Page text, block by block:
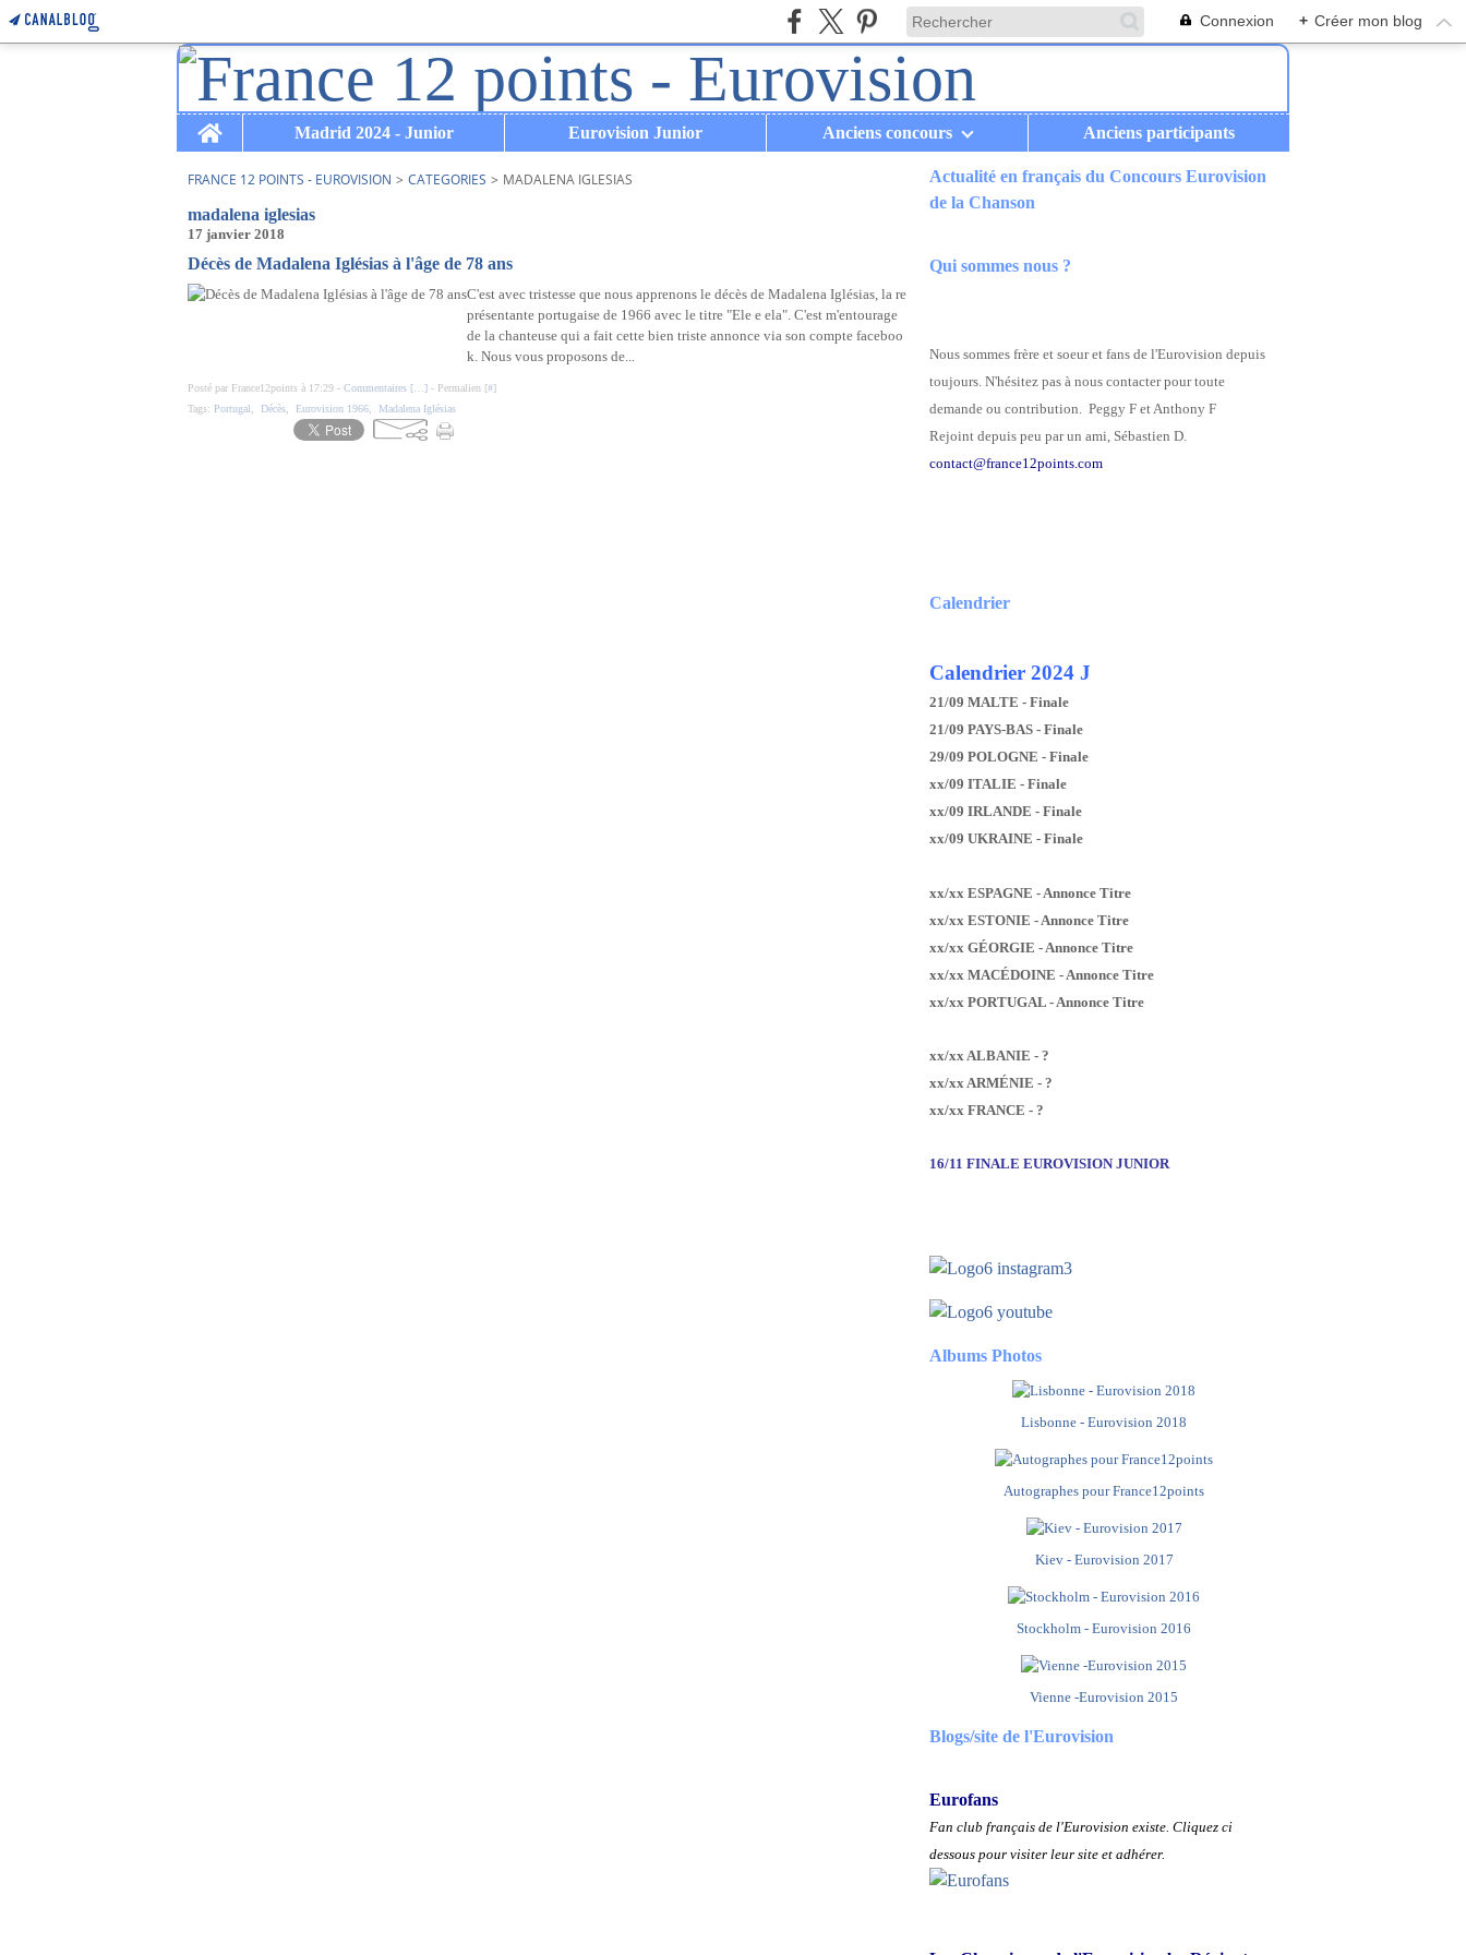
Connexion + Créer mon blog
Home
Madrid 2024 - Junior Eurovision Junior Anciens concours Anciens participants
FRANCE 12 POINTS - EUROVISION > CATEGORIES > MADALENA IGLESIAS
madalena iglesias
17 janvier 2018
Décès de Madalena Iglésias à l'âge de 78 ans
C'est avec tristesse que nous apprenons le décès de Madalena Iglésias, la re
présentante portugaise de 1966 avec le titre "Ele e ela". C'est m'entourage
de la chanteuse qui a fait cette bien triste annonce via son compte faceboo
k. Nous vous proposons de...
Posté par France12points à 17:29 - Commentaires [ ] - Permalien [#]
Tags: Portugal Décès Eurovision 1966 Madalena Iglésias
Actualité en français du Concours Eurovision
de la Chanson
Qui sommes nous ?
Nous sommes frère et soeur et fans de l'Eurovision depuis
toujours. N'hésitez pas à nous contacter pour toute
demande ou contribution. Peggy F et Anthony F
Rejoint depuis peu par un ami, Sébastien D.
contact@france12points.com
Calendrier
Calendrier 2024 J
21/09 MALTE - Finale
21/09 PAYS-BAS - Finale
29/09 POLOGNE - Finale
xx/09 ITALIE - Finale
xx/09 IRLANDE - Finale
xx/09 UKRAINE - Finale
xx/xx ESPAGNE - Annonce Titre
xx/xx ESTONIE - Annonce Titre
xx/xx GÉORGIE - Annonce Titre
xx/xx MACÉDOINE - Annonce Titre
xx/xx PORTUGAL - Annonce Titre
xx/xx ALBANIE - ?
xx/xx ARMÉNIE - ?
xx/xx FRANCE - ?
16/11 FINALE EUROVISION JUNIOR
Albums Photos
Lisbonne - Eurovision 2018
Autographes pour France12points
Kiev - Eurovision 2017
Stockholm - Eurovision 2016
Vienne -Eurovision 2015
Blogs/site de l'Eurovision
Eurofans
Fan club français de l'Eurovision existe. Cliquez ci
dessous pour visiter leur site et adhérer.